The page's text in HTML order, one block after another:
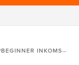
INKOMST – HUR MYCKET PENGAR TJÄNAR WPBEGINNER?